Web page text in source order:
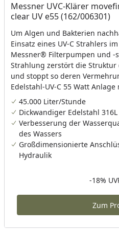
Messner UVC-Klärer
clear UV e55 (162/006301)
Um Algen und Bakterien
Einsatz eines UV-C Strahlers
Messner® Filterpumpen und -
Strahlung zerstört die
und stoppt so deren
Edelstahl-UV-C 55 Watt
Litern/Stunde
45.000 Liter/Stunde
Dickwandiger Edelstahl 316L
Verbesserung der
des Wassers
Großdimensionierte
Hydraulik
Rabatt
-18%
Zum